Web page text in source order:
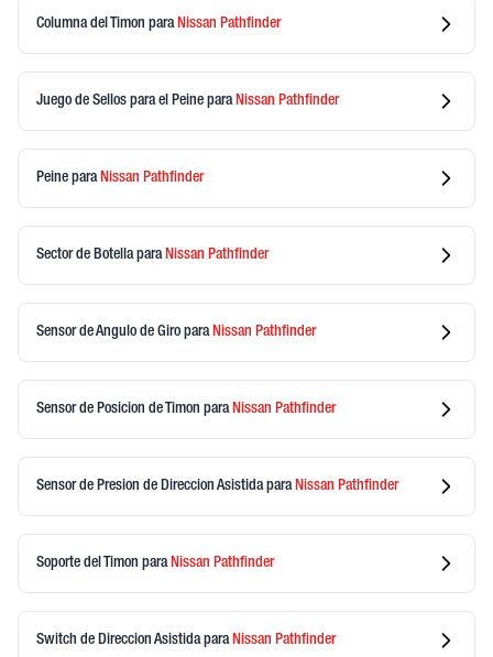
Columna del Timon para Nissan Pathfinder
Juego de Sellos para el Peine para Nissan Pathfinder
Peine para Nissan Pathfinder
Sector de Botellapara Nissan Pathfinder
Sensor de Angulo de Giro para Nissan Pathfinder
Sensor de Posicion de Timon para Nissan Pathfinder
Sensor de Presion de Direccion Asistidapara Nissan Pathfinder
Soporte del Timon para Nissan Pathfinder
Switch de Direccion Asistidapara Nissan Pathfinder